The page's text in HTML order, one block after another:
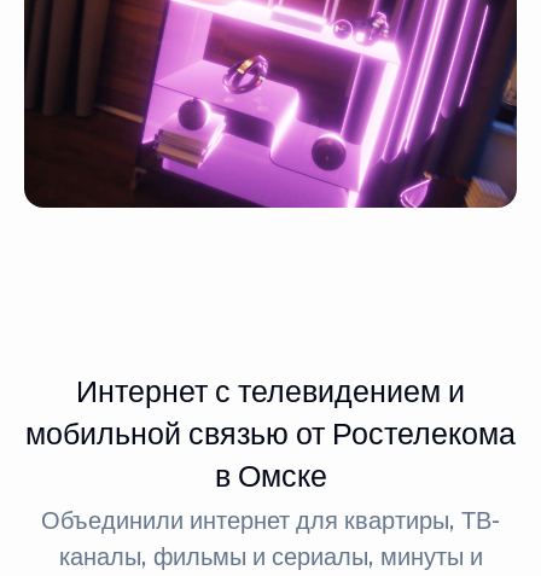
Интернет с телевидением и
мобильной связью от Ростелекома
в Омске
Объединили интернет для квартиры, ТВ-
каналы, фильмы и сериалы, минуты и